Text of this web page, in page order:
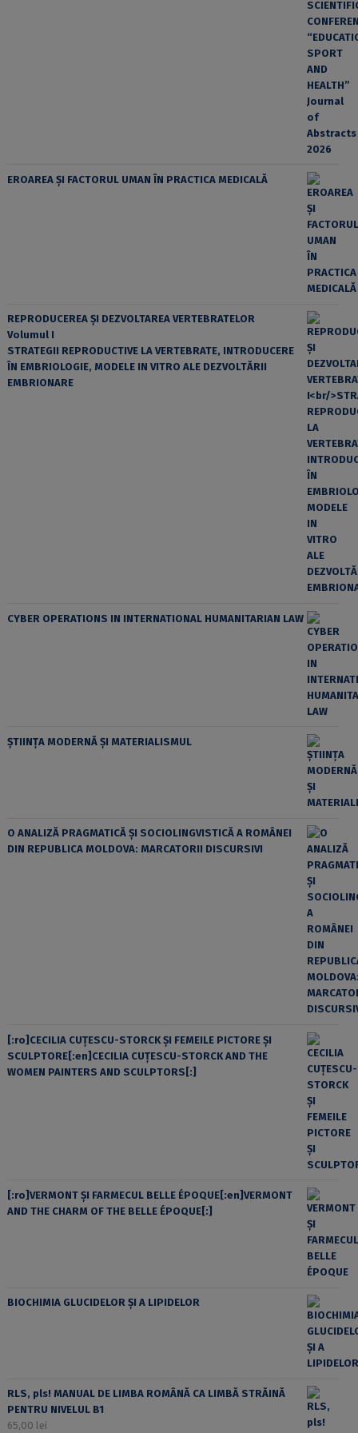
EROAREA ȘI FACTORUL UMAN ÎN PRACTICA MEDICALĂ
REPRODUCEREA ȘI DEZVOLTAREA VERTEBRATELOR
Volumul I
STRATEGII REPRODUCTIVE LA VERTEBRATE, INTRODUCERE
ÎN EMBRIOLOGIE, MODELE IN VITRO ALE DEZVOLTĂRII
EMBRIONARE
CYBER OPERATIONS IN INTERNATIONAL HUMANITARIAN LAW
ȘTIINȚA MODERNĂ ȘI MATERIALISMUL
O ANALIZĂ PRAGMATICĂ ȘI SOCIOLINGVISTICĂ A ROMÂNEI
DIN REPUBLICA MOLDOVA: MARCATORII DISCURSIVI
[:ro]CECILIA CUŢESCU-STORCK ŞI FEMEILE PICTORE ŞI
SCULPTORE[:en]CECILIA CUŢESCU-STORCK AND THE
WOMEN PAINTERS AND SCULPTORS[:]
[:ro]VERMONT ȘI FARMECUL BELLE ÉPOQUE[:en]VERMONT
AND THE CHARM OF THE BELLE ÉPOQUE[:]
BIOCHIMIA GLUCIDELOR ȘI A LIPIDELOR
RLS, pls! MANUAL DE LIMBA ROMÂNĂ CA LIMBĂ STRĂINĂ
PENTRU NIVELUL B1
65,00 lei